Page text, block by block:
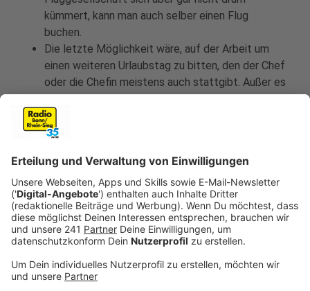
kümmert, kann man auch selber einen Flug
buchen.
Die letzte Möglichkeit wäre, auf der Arbeit um
einen weiteren Urlaubstag zu bitten, den der Chef
oder die Chefin meistens auch stattgibt. Außer es
sprechen betriebliche Gründe dagegen.
Anzeige
Rechtsanwalt Kempens zu verschobenen
Flügen einen oder mehrere Tage später
Anzeige
Kempgens spricht auch in diesem Fall davon, dass es
mit einer Pauschalreise viel einfacher ist, an die